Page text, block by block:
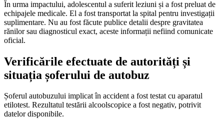
În urma impactului, adolescentul a suferit leziuni și a fost preluat de
echipajele medicale. El a fost transportat la spital pentru investigații
suplimentare. Nu au fost făcute publice detalii despre gravitatea
rănilor sau diagnosticul exact, aceste informații nefiind comunicate
oficial.
Verificările efectuate de autorități și
situația șoferului de autobuz
Șoferul autobuzului implicat în accident a fost testat cu aparatul
etilotest. Rezultatul testării alcoolscopice a fost negativ, potrivit
datelor disponibile.